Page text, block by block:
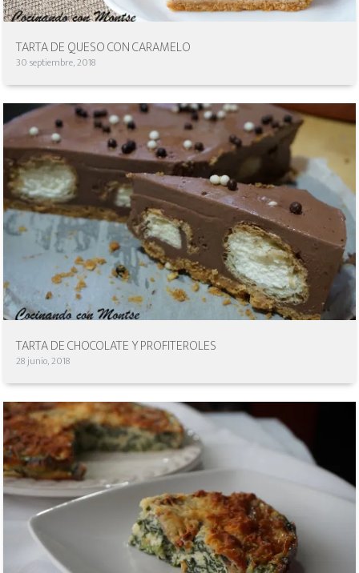
TARTA DE QUESO CON CARAMELO
30 septiembre, 2018
TARTA DE CHOCOLATE Y PROFITEROLES
28 junio, 2018